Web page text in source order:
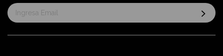
Suscríbase
al
informativo: